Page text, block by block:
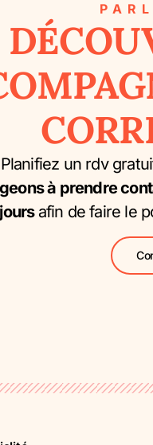
Planifiez un rdv
à prendre
afin de faire le